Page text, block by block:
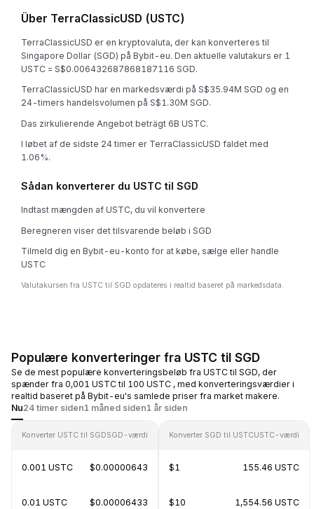
Über TerraClassicUSD (USTC)
TerraClassicUSD er en kryptovaluta, der kan konverteres til
Singapore Dollar (SGD) på Bybit-eu. Den aktuelle valutakurs er 1
USTC = S$0.006432687868187116 SGD.
TerraClassicUSD har en markedsværdi på S$35.94M SGD og en
24-timers handelsvolumen på S$1.30M SGD.
Das zirkulierende Angebot beträgt 6B USTC.
I løbet af de sidste 24 timer er TerraClassicUSD faldet med
1.06%.
Sådan konverterer du USTC til SGD
Indtast mængden af USTC, du vil konvertere
Beregneren viser det tilsvarende beløb i SGD
Tilmeld dig en Bybit-eu-konto for at købe, sælge eller handle
USTC
Valutakursen fra USTC til SGD opdateres i realtid baseret på markedsdata.
Populære konverteringer fra USTC til SGD
Se de mest populære konverteringsbeløb fra USTC til SGD, der
spænder fra 0,001 USTC til 100 USTC , med konverteringsværdier i
realtid baseret på Bybit-eu's samlede priser fra market makere.
Nu24 timer siden1 måned siden1 år siden
Konverter USTC til SGDSGD-værdi
0.001 USTC $0.00000643
0.01 USTC $0.00006433
Konverter SGD til USTCUSTC-værdi
$1 155.46 USTC
$10 1,554.56 USTC